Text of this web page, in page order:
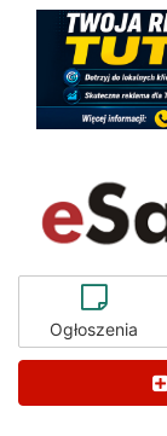
Ogłoszenia